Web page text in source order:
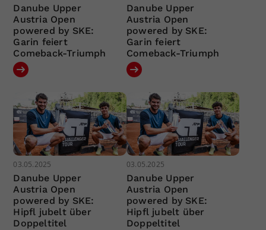
Danube Upper
Austria Open
powered by SKE:
Garin feiert
Comeback-Triumph
Danube Upper
Austria Open
powered by SKE:
Garin feiert
Comeback-Triumph
03.05.2025
Danube Upper
Austria Open
powered by SKE:
Hipfl jubelt über
Doppeltitel
03.05.2025
Danube Upper
Austria Open
powered by SKE:
Hipfl jubelt über
Doppeltitel